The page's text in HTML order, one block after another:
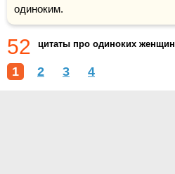
одиноким.
52 цитаты про одиноких женщин
1 2 3 4